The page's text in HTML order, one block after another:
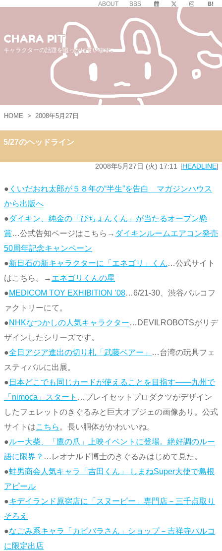
ABOUT BBS
CHARA PIT
キャラクターの話題を追っかけています。
HOME > 2008年5月27日
5/27のヘッドライン
2008年5月27日 (火) 17:11 HEADLINE
● くいだおれ太郎が５８年の“半生”を告白 マガジンハウス
から出版へ
●ダイキン、純金の「ぴちょんくん」が当たるオープン懸
賞…公式告知ページはこちら→ ダイキンルームエアコン発売
50周年記念キャンペーン
●新日石の新キャラクターに「エネゴリ」くん…公式サイト
はこちら。→ エネゴリくんの星
●MEDICOM TOY EXHIBITION ’08…6/21-30、渋谷パルコフ
ァクトリーにて。
●NHKなつかしの人気キャラクター…DEVILROBOTSがリデ
ザインしたシリーズです。
●全日アジア進出の切り札「武藤ベアー」
…台湾の玩具フェ
スティバルに出展。
● 日本どこでも同じカードが使えることを目指す――九州で
「nimoca」スタート …プレイセットプロダクツがデザイン
したフェレットのきぐるみと巨大オブジェの画像あり。公式
サイトはこちら 。長い胴体がかわいいね。
●ルー大柴、「鷹の爪」上映イベントに登場。絶好調のルー
語に限界？ …レオナルド博士のきぐるみはじめて見た。
●蛙男商会人気キャラ「吉田くん」 しまねSuper大使で島根
アピール
●キデイランド原宿店に「スヌーピー」専門店－三千点取り
そろえ
●なごみ系キャラ「カピバラさん」ショップ－吉祥寺パルコ
に限定出店